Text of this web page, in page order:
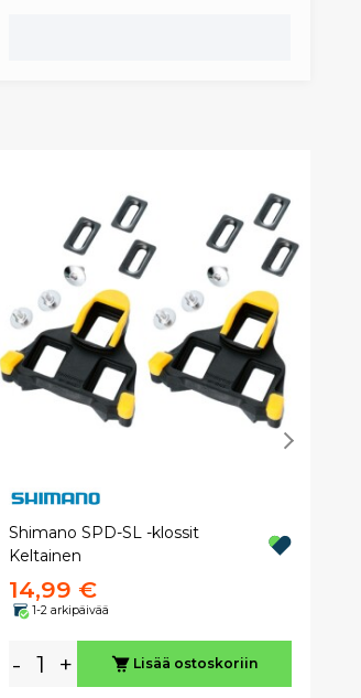
Shimano SPD-SL -klossit
Keltainen
14,99 €
1-2 arkipäivää
- + Lisää ostoskoriin